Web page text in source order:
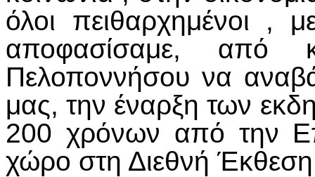
όλοι πειθαρχημένοι ,
αποφασίσαμε, από
Πελοποννήσου να
μας, την έναρξη των
200 χρόνων από την
χώρο στη Διεθνή